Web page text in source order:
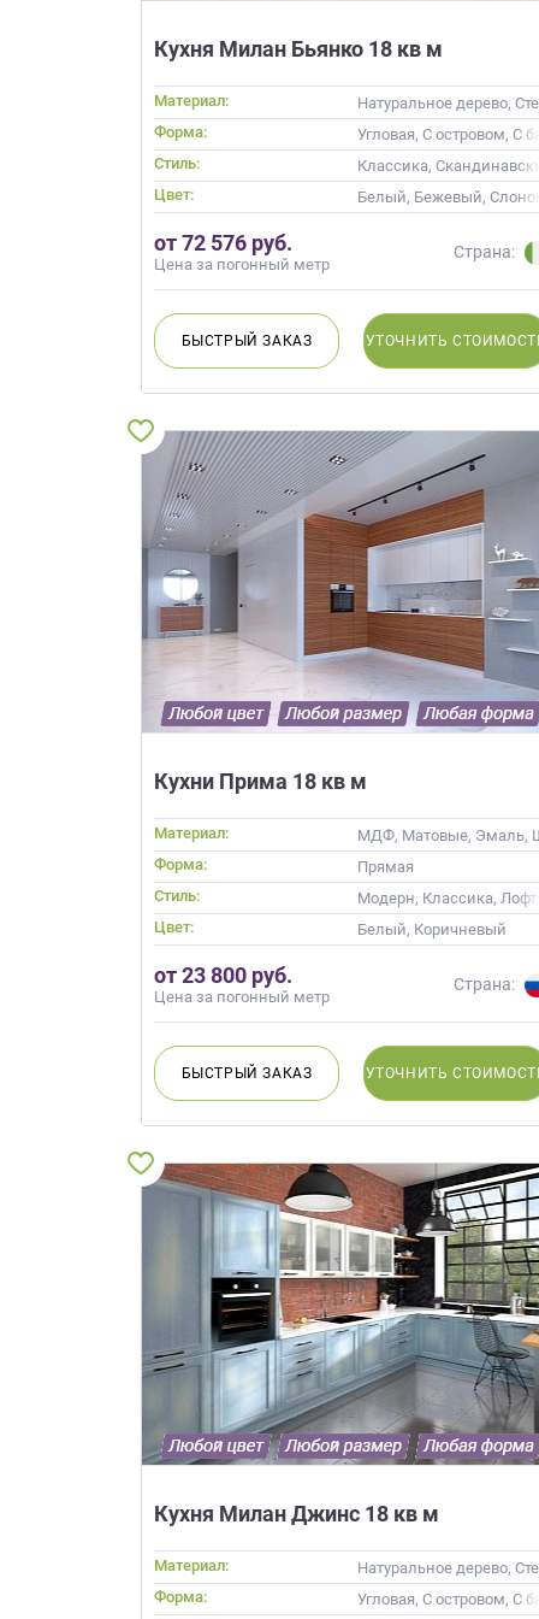
Кухня Милан Бьянко 18 кв м
Материал:
Натуральное дерево,
Форма:
Угловая, С островом, С
Стиль:
Классика,
Цвет:
Белый, Бежевый,
от 72 576 руб.
Цена за погонный метр
Страна:
БЫСТРЫЙЗАКАЗ УТОЧНИТЬ
Кухни Прима 18 кв м
Материал:
МДФ, Матовые, Эмаль,
Форма:
Прямая
Стиль:
Модерн, Классика,
Цвет:
Белый, Коричневый
от 23 800 руб.
Цена за погонный метр
Страна:
БЫСТРЫЙЗАКАЗ УТОЧНИТЬ
Кухня Милан Джинс 18 кв м
Материал:
Натуральное дерево,
Форма:
Угловая, С островом, С
с